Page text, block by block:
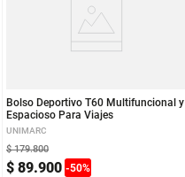
Bolso Deportivo T60 Multifuncional y
Espacioso Para Viajes
UNIMARC
$ 89.900 -50%
$ 179.800